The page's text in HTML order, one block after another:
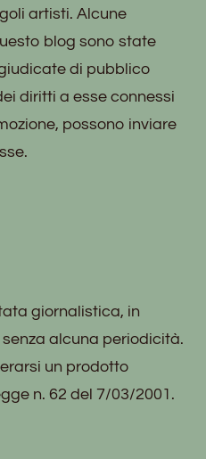
artisti. Alcune
blog sono state
di pubblico
diritti a esse connessi
possono inviare
giornalistica, in
alcuna periodicità.
un prodotto
n. 62 del 7/03/2001.